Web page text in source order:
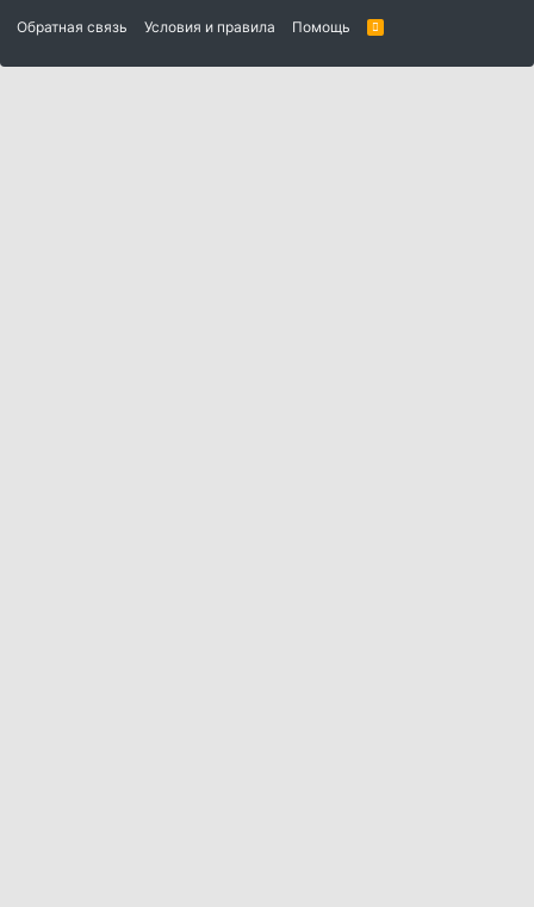
Обратная связь Условия и правила Помощь